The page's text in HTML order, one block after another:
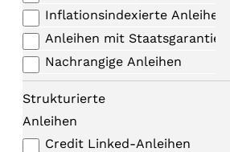
Inflationsindexierte Anleihen
Anleihen mit Staatsgarantie
Nachrangige Anleihen
Strukturierte
Anleihen
Credit Linked-Anleihen